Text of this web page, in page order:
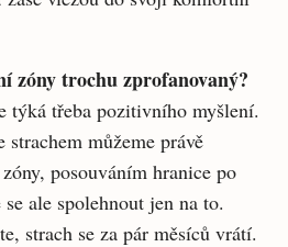
zóny trochu zprofanovaný?
týká třeba pozitivního myšlení.
strachem můžeme právě
posouváním hranice po
ale spolehnout jen na to.
strach se za pár měsíců vrátí.